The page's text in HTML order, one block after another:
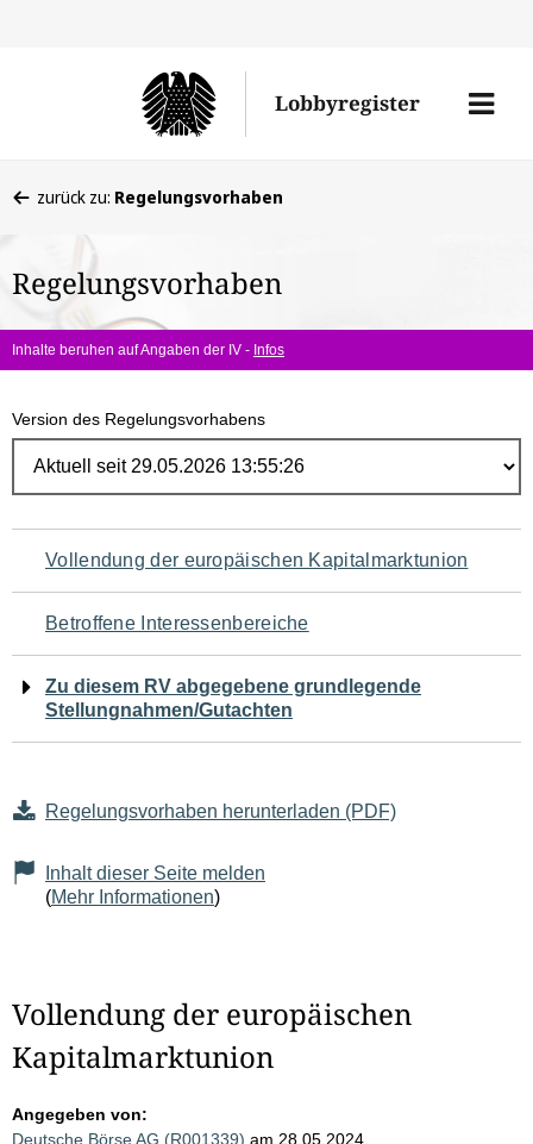
Lobbyregister
Menü
befinden
hier:
zurück zu: Regelungsvorhaben
Regelungsvorhaben
Inhalte beruhen auf Angaben der IV - Infos
Version des Regelungsvorhabens
Navigation
für
den
Seiteninhalt
Vollendung der europäischen Kapitalmarktunion
Betroffene Interessenbereiche
Zu diesem RV abgegebene grundlegende
Stellungnahmen/Gutachten
Regelungsvorhaben herunterladen (PDF)
Inhalt dieser Seite melden
(Mehr Informationen)
Vollendung der europäischen
Kapitalmarktunion
Angegeben von:
Deutsche Börse AG (R001339) am 28.05.2024